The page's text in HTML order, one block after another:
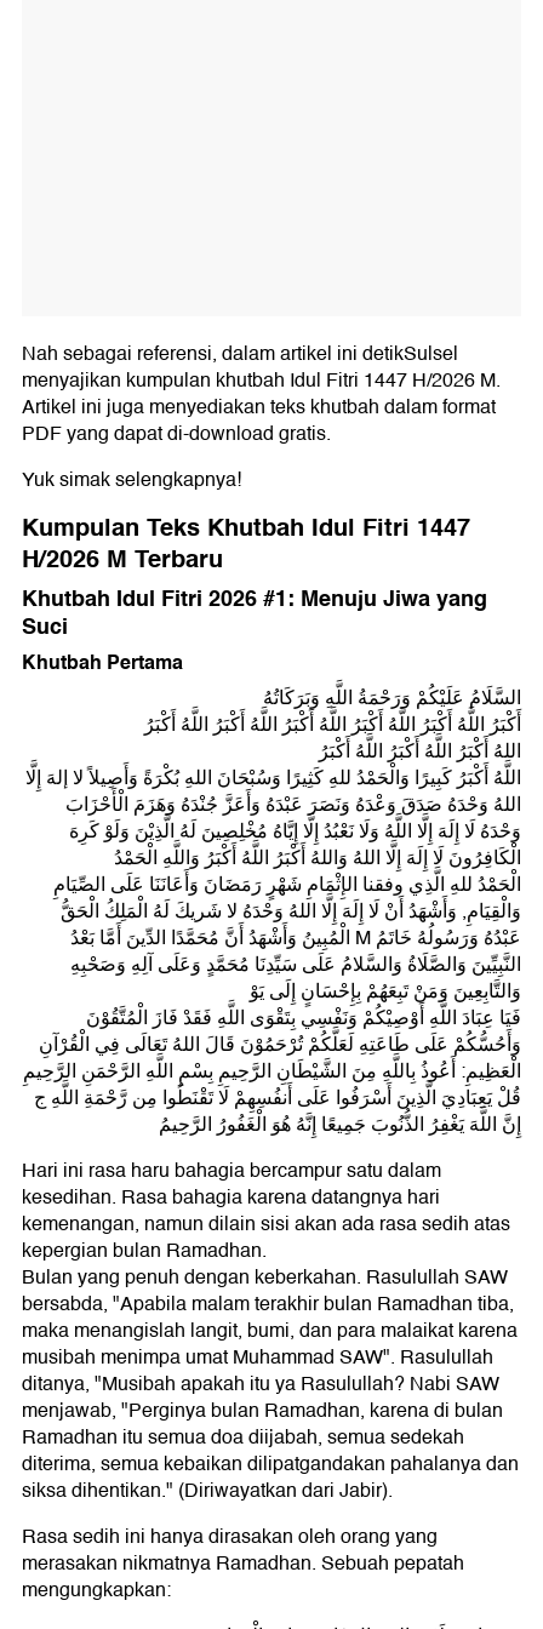
Nah sebagai referensi, dalam artikel ini detikSulsel
menyajikan kumpulan khutbah Idul Fitri 1447 H/2026 M.
Artikel ini juga menyediakan teks khutbah dalam format
PDF yang dapat di-download gratis.
Yuk simak selengkapnya!
Kumpulan Teks Khutbah Idul Fitri 1447
H/2026 M Terbaru
Khutbah Idul Fitri 2026 #1: Menuju Jiwa yang
Suci
Khutbah Pertama
السَّلَامُ عَلَيْكُمْ وَرَحْمَةُ اللَّهِ وَبَرَكَاتُهُ
أَكْبَرُ اللَّهُ أَكْبَرُ اللَّهُ أَكْبَرُ اللَّهُ أَكْبَرُ اللَّهُ أَكْبَرُ اللَّهُ أَكْبَرُ
اللهُ أَكْبَرُ اللَّهُ أَكْبَرُ اللَّهُ أَكْبَرُ
اللَّهُ أَكْبَرُ كَبِيرًا وَالْحَمْدُ للهِ كَثِيرًا وَسُبْحَانَ اللهِ بُكْرَةً وَأَصِيلاً لا إلهَ إِلَّا
اللهُ وَحْدَهُ صَدَقَ وَعْدَهُ وَنَصَرَ عَبْدَهُ وَأَعَزَّ جُنْدَهُ وَهَزَمَ الْأَحْزَابَ
وَحْدَهُ لَا إِلَهَ إِلَّا اللَّهُ وَلَا نَعْبُدُ إِلَّا إِيَّاهُ مُخْلِصِينَ لَهُ الَّذِيْنَ وَلَوْ كَرِهَ
الْكَافِرُونَ لَا إِلَهَ إِلَّا اللهُ وَاللهُ أَكْبَرُ اللَّهُ أَكْبَرُ وَاللَّهِ الْحَمْدُ
الْحَمْدُ للهِ الَّذِي وفقنا الإِثْمَامِ شَهْرٍ رَمَضَانَ وَأَعَانَنَا عَلَى الصِّيَامِ
وَالْقِيَامِ, وَأَشْهَدُ أَنْ لَا إِلَهَ إِلَّا اللهُ وَحْدَهُ لا شَريكَ لَهُ الْمَلِكُ الْحَقُّ
الْمُبِينُ وَأَشْهَدُ أَنَّ مُحَمَّدًا الدِّينَ أَمَّا بَعْدُ M عَبْدُهُ وَرَسُولُهُ خَاتَمُ
النَّبِيِّينَ وَالصَّلَاةُ وَالسَّلامُ عَلَى سَيِّدِنَا مُحَمَّدٍ وَعَلَى آلِهِ وَصَحْبِهِ
وَالتَّابِعِينَ وَمَنْ تَبِعَهُمْ بِإِحْسَانٍ إِلَى يَوْ
فَيَا عِبَادَ اللَّهِ أَوْصِيْكُمْ وَنَفْسِي بِتَقْوَى اللَّهِ فَقَدْ فَازَ الْمُتَّقُوْنَ
وَأَحُسُّكُمْ عَلَى طَاعَتِهِ لَعَلَّكُمْ تُرْحَمُوْنَ قَالَ اللهُ تَعَالَى فِي الْقُرْآنِ
الْعَظِيمِ: أَعُوذُ بِاللَّهِ مِنَ الشَّيْطَانِ الرَّحِيمِ بِسْمِ اللَّهِ الرَّحْمَنِ الرَّحِيمِ
قُلْ يَعِبَادِيَ الَّذِينَ أَسْرَفُوا عَلَى أَنفُسِهِمْ لَا تَقْنَطُوا مِن رَّحْمَةِ اللَّهِ ج
إِنَّ اللَّهَ يَغْفِرُ الذُّنُوبَ جَمِيعًا إِنَّهُ هُوَ الْغَفُورُ الرَّحِيمُ
Hari ini rasa haru bahagia bercampur satu dalam
kesedihan. Rasa bahagia karena datangnya hari
kemenangan, namun dilain sisi akan ada rasa sedih atas
kepergian bulan Ramadhan.
Bulan yang penuh dengan keberkahan. Rasulullah SAW
bersabda, "Apabila malam terakhir bulan Ramadhan tiba,
maka menangislah langit, bumi, dan para malaikat karena
musibah menimpa umat Muhammad SAW". Rasulullah
ditanya, "Musibah apakah itu ya Rasulullah? Nabi SAW
menjawab, "Perginya bulan Ramadhan, karena di bulan
Ramadhan itu semua doa diijabah, semua sedekah
diterima, semua kebaikan dilipatgandakan pahalanya dan
siksa dihentikan." (Diriwayatkan dari Jabir).
Rasa sedih ini hanya dirasakan oleh orang yang
merasakan nikmatnya Ramadhan. Sebuah pepatah
mengungkapkan: